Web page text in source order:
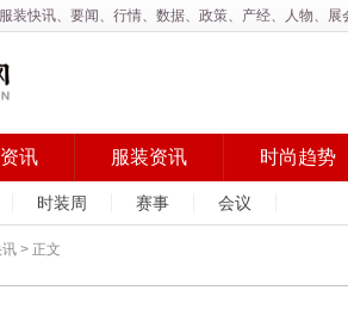
装快讯、要闻、行情、数据、政策、产经、人物、
讯 服装资讯 时尚趋势
时装周 赛事 会议
> 正文